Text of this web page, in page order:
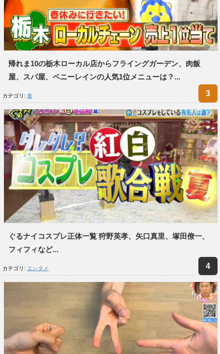
帰れま10の栃木ローカル店からフライングガーデン、肉飯
屋、スパ屋、ペニーレインの人気1位メニューは？...
カテゴリ: 食
ぐるナイコスプレ正体一覧 狩野英孝、矢口真里、塚田僚一、
フィフィなど...
カテゴリ: エンタメ